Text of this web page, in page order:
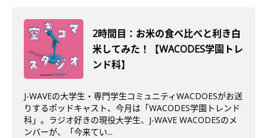
2時間目：お米の食べ比べと利き白
米してみた！【WACODES学園トレ
ンド科】
J-WAVEの大学生・専門学生コミュニティWACDOESがお送
りするポッドキャスト、今月は「WACODES学園トレンド
科」。ラジオ好きの現役大学生、J-WAVE WACODESのメ
ンバーが、「今来てい...